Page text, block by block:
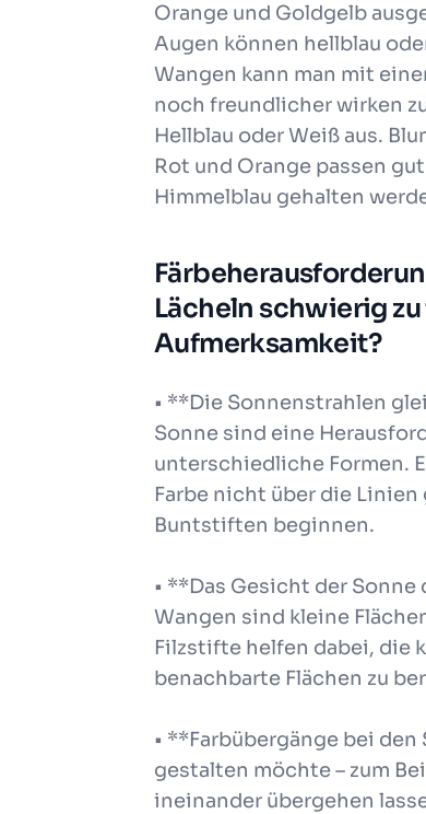
Orange und Goldgelb
Augen können hellblau
Wangen kann man mit
noch freundlicher wirken
Hellblau oder Weiß aus.
Rot und Orange passen
Himmelblau gehalten
Lächeln schwierig
Aufmerksamkeit?
• **Die Sonnenstrahlen
Sonne sind eine
unterschiedliche Formen.
Farbe nicht über die
Buntstiften beginnen.
• **Das Gesicht der
Wangen sind kleine
Filzstifte helfen dabei, die
benachbarte Flächen zu
• **Farbübergänge bei
gestalten möchte – zum
ineinander übergehen